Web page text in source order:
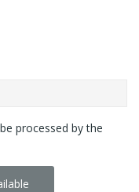
processed by the